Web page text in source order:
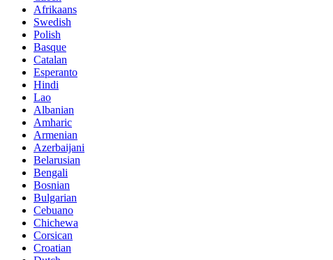
Afrikaans
Swedish
Polish
Basque
Catalan
Esperanto
Hindi
Lao
Albanian
Amharic
Armenian
Azerbaijani
Belarusian
Bengali
Bosnian
Bulgarian
Cebuano
Chichewa
Corsican
Croatian